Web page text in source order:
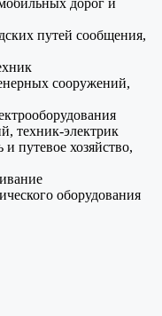
дорог и
путей сообщения,
сооружений,
техник-электрик
путевое хозяйство,
оборудования